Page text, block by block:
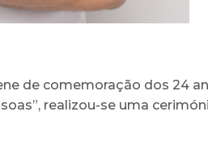
de comemoração dos 24
realizou-se uma